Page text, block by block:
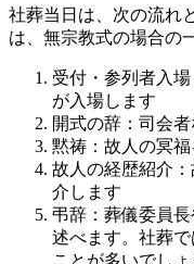
社葬当日は、次の流れ
は、無宗教式の場合の
受付・参列者入
が入場します
開式の辞：司会
黙祷：故人の冥
故人の経歴紹介
介します
弔辞：葬儀委員
述べます。社葬
ことが多いでしょ